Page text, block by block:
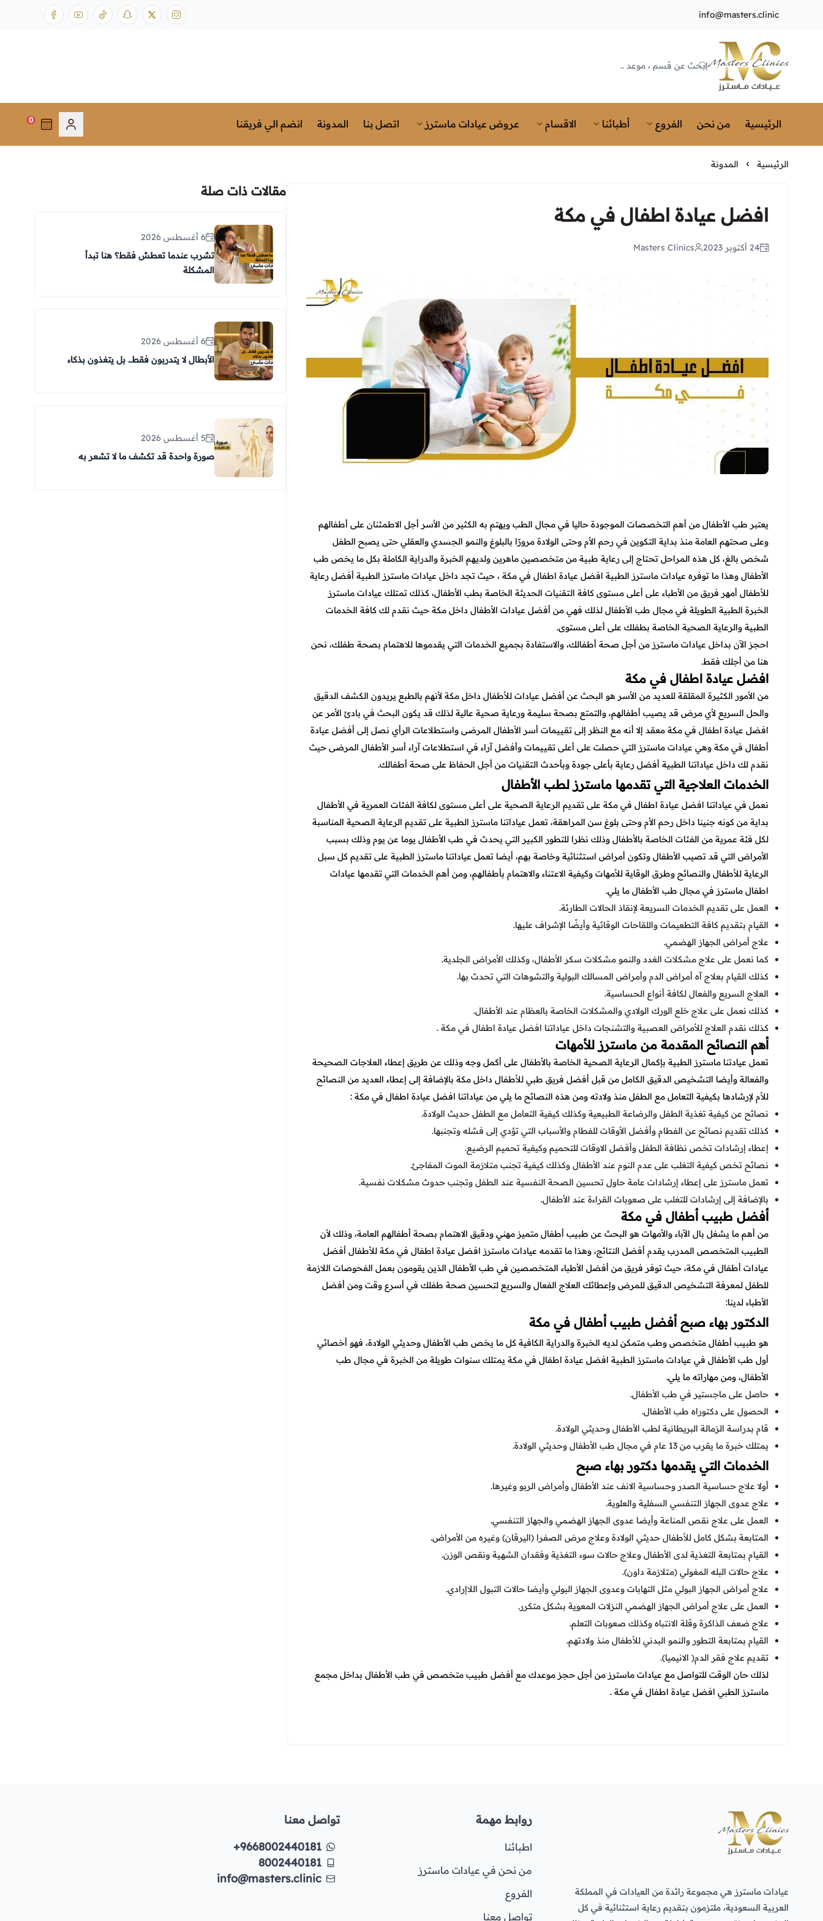
info@masters.clinic
Masters Clinics
الرئيسية من نحن الفروع أطبائنا الاقسام عروض عيادات ماسترز اتصل بنا المدونة انضم الي فريقنا 0
الرئيسية المدونة
افضل عيادة اطفال في مكة
24 أكتوبر 2023 Masters Clinics
يعتبر طب الأطفال من أهم التخصصات الموجودة حاليا في مجال الطب ويهتم به الكثير من الأسر أجل الاطمئنان على أطفالهم
وعلى صحتهم العامة منذ بداية التكوين في رحم الأم وحتى الولادة مرورًا بالبلوغ والنمو الجسدي والعقلي حتى يصبح الطفل
شخص بالغ، كل هذه المراحل تحتاج إلى رعاية طبية من متخصصين ماهرين ولديهم الخبرة والدراية الكاملة بكل ما يخص طب
الأطفال وهذا ما توفره عيادات ماسترز الطبية افضل عيادة اطفال في مكة ، حيث تجد داخل عيادات ماسترز الطبية أفضل رعاية
للأطفال أمهر فريق من الأطباء على أعلى مستوى كافة التقنيات الحديثة الخاصة بطب الأطفال، كذلك تمتلك عيادات ماسترز
الخبرة الطبية الطويلة في مجال طب الأطفال لذلك فهي من أفضل عيادات الأطفال داخل مكة حيث نقدم لك كافة الخدمات
الطبية والرعاية الصحية الخاصة بطفلك على أعلى مستوى.
احجز الآن بداخل عيادات ماسترز من أجل صحة أطفالك، والاستفادة بجميع الخدمات التي يقدموها للاهتمام بصحة طفلك، نحن
هنا من أجلك فقط.
افضل عيادة اطفال في مكة
من الأمور الكثيرة المقلقة للعديد من الأسر هو البحث عن أفضل عيادات للأطفال داخل مكة لأنهم بالطبع يريدون الكشف الدقيق
والحل السريع لأي مرض قد يصيب أطفالهم، والتمتع بصحة سليمة ورعاية صحية عالية لذلك قد يكون البحث في بادئ الأمر عن
افضل عيادة اطفال في مكة معقد إلا أنه مع النظر إلى تقييمات أسر الأطفال المرضى واستطلاعات الرأي نصل إلى أفضل عيادة
أطفال في مكة وهي عيادات ماسترز التي حصلت على أعلى تقييمات وأفضل آراء في استطلاعات آراء أسر الأطفال المرضى حيث
نقدم لك داخل عياداتنا الطبية أفضل رعاية بأعلى جودة وبأحدث التقنيات من أجل الحفاظ على صحة أطفالك.
الخدمات العلاجية التي تقدمها ماسترز لطب الأطفال
نعمل في عياداتنا افضل عيادة اطفال في مكة على تقديم الرعاية الصحية على أعلى مستوى لكافة الفئات العمرية في الأطفال
بداية من كونه جنينا داخل رحم الأم وحتى بلوغ سن المراهقة، تعمل عياداتنا ماسترز الطبية على تقديم الرعاية الصحية المناسبة
لكل فئة عمرية من الفئات الخاصة بالأطفال وذلك نظرا للتطور الكبير التي يحدث في طب الأطفال يوما عن يوم وذلك بسبب
الأمراض التي قد تصيب الأطفال وتكون أمراض استثنائية وخاصة بهم، أيضا تعمل عياداتنا ماسترز الطبية على تقديم كل سبل
الرعاية للأطفال والنصائح وطرق الوقاية للأمهات وكيفية الاعتناء والاهتمام بأطفالهم، ومن أهم الخدمات التي تقدمها عيادات
اطفال ماسترز في مجال طب الأطفال ما يلي.
العمل على تقديم الخدمات السريعة لإنقاذ الحالات الطارئة.
القيام بتقديم كافة التطعيمات واللقاحات الوقائية وأيضًا الإشراف عليها.
علاج أمراض الجهاز الهضمي.
كما نعمل على علاج مشكلات الغدد والنمو مشكلات سكر الأطفال، وكذلك الأمراض الجلدية.
كذلك القيام بعلاج آه أمراض الدم وأمراض المسالك البولية والتشوهات التي تحدث بها.
العلاج السريع والفعال لكافة أنواع الحساسية.
كذلك نعمل على علاج خلع الورك الولادي والمشكلات الخاصة بالعظام عند الأطفال.
كذلك نقدم العلاج للأمراض العصبية والتشنجات داخل عياداتنا افضل عيادة اطفال في مكة .
أهم النصائح المقدمة من ماسترز للأمهات
تعمل عيادتنا ماسترز الطبية بإكمال الرعاية الصحية الخاصة بالأطفال على أكمل وجه وذلك عن طريق إعطاء العلاجات الصحيحة
والفعالة وأيضا التشخيص الدقيق الكامل من قبل أفضل فريق طبي للأطفال داخل مكة بالإضافة إلى إعطاء العديد من النصائح
للأم لإرشادها بكيفية التعامل مع الطفل منذ ولادته ومن هذه النصائح ما يلي من عياداتنا افضل عيادة اطفال في مكة :
نصائح عن كيفية تغذية الطفل والرضاعة الطبيعية وكذلك كيفية التعامل مع الطفل حديث الولادة.
كذلك تقديم نصائح عن الفطام وأفضل الأوقات للفطام والأسباب التي تؤدي إلى فشله وتجنبها.
إعطاء إرشادات تخص نظافة الطفل وأفضل الاوقات للتحميم وكيفية تحميم الرضيع.
نصائح تخص كيفية التغلب على عدم النوم عند الأطفال وكذلك كيفية تجنب متلازمة الموت المفاجئ.
تعمل ماسترز على إعطاء إرشادات عامة حاول تحسين الصحة النفسية عند الطفل وتجنب حدوث مشكلات نفسية.
بالإضافة إلى إرشادات للتغلب على صعوبات القراءة عند الأطفال.
أفضل طبيب أطفال في مكة
من أهم ما يشغل بال الآباء والأمهات هو البحث عن طبيب أطفال متميز مهني ودقيق الاهتمام بصحة أطفالهم العامة، وذلك لأن
الطبيب المتخصص المدرب يقدم أفضل النتائج، وهذا ما تقدمه عيادات ماسترز افضل عيادة اطفال في مكة للأطفال أفضل
عيادات أطفال في مكة، حيث توفر فريق من أفضل الأطباء المتخصصين في طب الأطفال الذين يقومون بعمل الفحوصات اللازمة
للطفل لمعرفة التشخيص الدقيق للمرض وإعطائك العلاج الفعال والسريع لتحسين صحة طفلك في أسرع وقت ومن أفضل
الأطباء لدينا:
الدكتور بهاء صبح أفضل طبيب أطفال في مكة
هو طبيب أطفال متخصص وطب متمكن لديه الخبرة والدراية الكافية كل ما يخص طب الأطفال وحديثي الولادة، فهو أخصائي
أول طب الأطفال في عيادات ماسترز الطبية افضل عيادة اطفال في مكة يمتلك سنوات طويلة من الخبرة في مجال طب
الأطفال، ومن مهاراته ما يلي.
حاصل على ماجستير في طب الأطفال.
الحصول على دكتوراه طب الأطفال.
قام بدراسة الزمالة البريطانية لطب الأطفال وحديثي الولادة.
يمتلك خبرة ما يقرب من 13 عام في مجال طب الأطفال وحديثي الولادة.
الخدمات التي يقدمها دكتور بهاء صبح
أولا علاج حساسية الصدر وحساسية الانف عند الأطفال وأمراض الربو وغيرها.
علاج عدوى الجهاز التنفسي السفلية والعلوية.
العمل على علاج نقص المناعة وأيضا عدوى الجهاز الهضمي والجهاز التنفسي.
المتابعة بشكل كامل للأطفال حديثي الولادة وعلاج مرض الصفرا (اليرقان) وغيره من الأمراض.
القيام بمتابعة التغذية لدى الأطفال وعلاج حالات سوء التغذية وفقدان الشهية ونقص الوزن.
علاج حالات البله المغولي (متلازمة داون).
علاج أمراض الجهاز البولي مثل التهابات وعدوى الجهاز البولي وأيضا حالات التبول اللاإرادي.
العمل على علاج أمراض الجهاز الهضمي النزلات المعوية بشكل متكرر.
علاج ضعف الذاكرة وقلة الانتباه وكذلك صعوبات التعلم.
القيام بمتابعة التطور والنمو البدني للأطفال منذ ولادتهم.
تقديم علاج فقر الدم( الانيميا).
لذلك حان الوقت للتواصل مع عيادات ماسترز من أجل حجز موعدك مع أفضل طبيب متخصص في طب الأطفال بداخل مجمع
ماسترز الطبي افضل عيادة اطفال في مكة .
مقالات ذات صلة
6 أغسطس 2026
تشرب عندما تعطش فقط؟ هنا تبدأ
المشكلة
6 أغسطس 2026
الأبطال لا يتدربون فقط.. بل يتغذون بذكاء
5 أغسطس 2026
صورة واحدة قد تكشف ما لا تشعر به
عيادات ماسترز هي مجموعة رائدة من العيادات في المملكة
العربية السعودية، ملتزمون بتقديم رعاية استثنائية في كل
روابط مهمة
اطبائنا
من نحن في عيادات ماسترز
الفروع
تواصل معنا
تواصل معنا
+9668002440181
8002440181
info@masters.clinic